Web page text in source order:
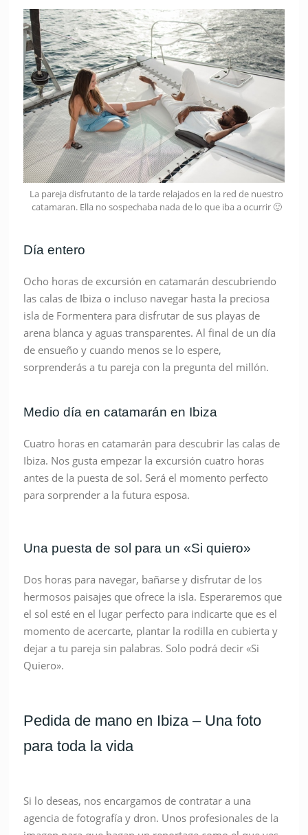
La pareja disfrutanto de la tarde relajados en la red de nuestro
catamaran. Ella no sospechaba nada de lo que iba a ocurrir 🙂
Día entero
Ocho horas de excursión en catamarán descubriendo
las calas de Ibiza o incluso navegar hasta la preciosa
isla de Formentera para disfrutar de sus playas de
arena blanca y aguas transparentes. Al final de un día
de ensueño y cuando menos se lo espere,
sorprenderás a tu pareja con la pregunta del millón.
Medio día en catamarán en Ibiza
Cuatro horas en catamarán para descubrir las calas de
Ibiza. Nos gusta empezar la excursión cuatro horas
antes de la puesta de sol. Será el momento perfecto
para sorprender a la futura esposa.
Una puesta de sol para un «Si quiero»
Dos horas para navegar, bañarse y disfrutar de los
hermosos paisajes que ofrece la isla. Esperaremos que
el sol esté en el lugar perfecto para indicarte que es el
momento de acercarte, plantar la rodilla en cubierta y
dejar a tu pareja sin palabras. Solo podrá decir «Si
Quiero».
Pedida de mano en Ibiza – Una foto
para toda la vida
Si lo deseas, nos encargamos de contratar a una
agencia de fotografía y dron. Unos profesionales de la